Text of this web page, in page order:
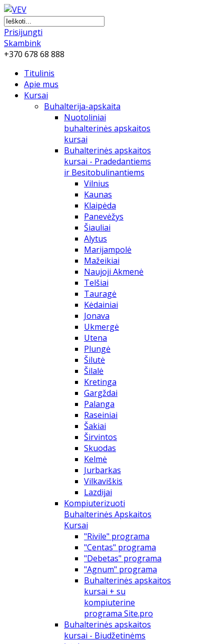
Prisijungti
Skambink
+370 678 68 888
Titulinis
Apie mus
Kursai
Buhalterija-apskaita
Nuotoliniai
buhalterinės apskaitos
kursai
Buhalterinės apskaitos
kursai - Pradedantiems
ir Besitobulinantiems
Vilnius
Kaunas
Klaipėda
Panevėžys
Šiauliai
Alytus
Marijampolė
Mažeikiai
Naujoji Akmenė
Telšiai
Tauragė
Kėdainiai
Jonava
Ukmergė
Utena
Plungė
Šilutė
Šilalė
Kretinga
Gargždai
Palanga
Raseiniai
Šakiai
Širvintos
Skuodas
Kelmė
Jurbarkas
Vilkaviškis
Lazdijai
Kompiuterizuoti
Buhalterinės Apskaitos
Kursai
"Rivile" programa
"Centas" programa
"Debetas" programa
"Agnum" programa
Buhalterinės apskaitos
kursai + su
kompiuterine
programa Site.pro
Buhalterinės apskaitos
kursai - Biudžetinėms